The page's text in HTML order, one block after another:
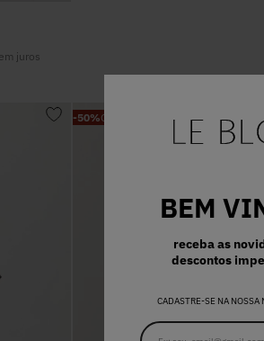
BEM
receba as
descontos
CADASTRE-SE NA NOSSA
juros
-50%OFF